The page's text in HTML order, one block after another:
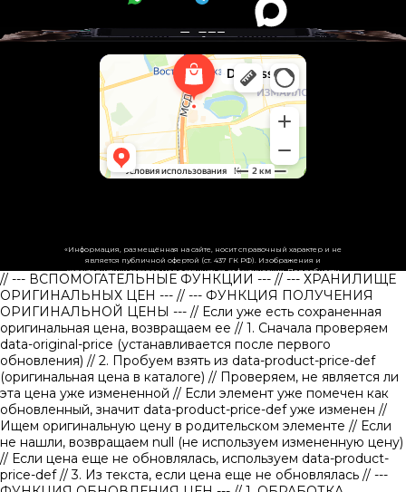
«Информация, размещённая на сайте, носит справочный характер и не
является публичной офертой (ст. 437 ГК РФ). Изображения и
характеристики товаров могут отличаться от фактических. Подробности
уточняйте у менеджеров.»
// --- ВСПОМОГАТЕЛЬНЫЕ ФУНКЦИИ --- // --- ХРАНИЛИЩЕ
ОРИГИНАЛЬНЫХ ЦЕН --- // --- ФУНКЦИЯ ПОЛУЧЕНИЯ
ОРИГИНАЛЬНОЙ ЦЕНЫ --- // Если уже есть сохраненная
оригинальная цена, возвращаем ее // 1. Сначала проверяем
data-original-price (устанавливается после первого
обновления) // 2. Пробуем взять из data-product-price-def
(оригинальная цена в каталоге) // Проверяем, не является ли
эта цена уже измененной // Если элемент уже помечен как
обновленный, значит data-product-price-def уже изменен //
Ищем оригинальную цену в родительском элементе // Если
не нашли, возвращаем null (не используем измененную цену)
// Если цена еще не обновлялась, используем data-product-
price-def// 3. Из текста, если цена еще не обновлялась // ---